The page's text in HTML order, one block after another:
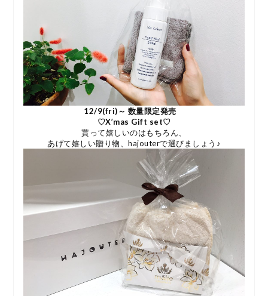
12/9(fri)～ 数量限定発売
♡X’mas Gift set♡
貰って嬉しいのはもちろん、
あげて嬉しい贈り物、hajouterで選びましょう♪